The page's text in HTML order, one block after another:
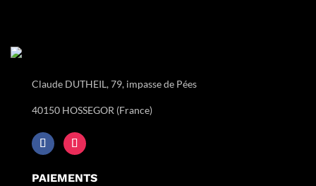
Claude DUTHEIL, 79, impasse de Pées
40150 HOSSEGOR (France)
PAIEMENTS